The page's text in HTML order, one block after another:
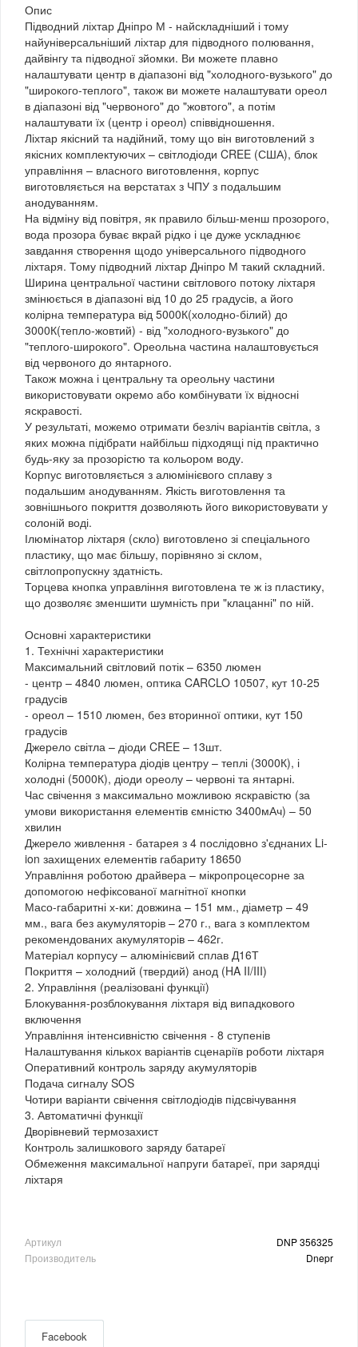
Опис
Підводний ліхтар Дніпро М - найскладніший і тому
найуніверсальніший ліхтар для підводного полювання,
дайвінгу та підводної зйомки. Ви можете плавно
налаштувати центр в діапазоні від "холодного-вузького" до
"широкого-теплого", також ви можете налаштувати ореол
в діапазоні від "червоного" до "жовтого", а потім
налаштувати їх (центр і ореол) співвідношення.
Ліхтар якісний та надійний, тому що він виготовлений з
якісних комплектуючих – світлодіоди CREE (США), блок
управління – власного виготовлення, корпус
виготовляється на верстатах з ЧПУ з подальшим
анодуванням.
На відміну від повітря, як правило більш-менш прозорого,
вода прозора буває вкрай рідко і це дуже ускладнює
завдання створення щодо універсального підводного
ліхтаря. Тому підводний ліхтар Дніпро М такий складний.
Ширина центральної частини світлового потоку ліхтаря
змінюється в діапазоні від 10 до 25 градусів, а його
колірна температура від 5000К(холодно-білий) до
3000К(тепло-жовтий) - від "холодного-вузького" до
"теплого-широкого". Ореольна частина налаштовується
від червоного до янтарного.
Також можна і центральну та ореольну частини
використовувати окремо або комбінувати їх відносні
яскравості.
У результаті, можемо отримати безліч варіантів світла, з
яких можна підібрати найбільш підходящі під практично
будь-яку за прозорістю та кольором воду.
Корпус виготовляється з алюмінієвого сплаву з
подальшим анодуванням. Якість виготовлення та
зовнішнього покриття дозволяють його використовувати у
солоній воді.
Ілюмінатор ліхтаря (скло) виготовлено зі спеціального
пластику, що має більшу, порівняно зі склом,
світлопропускну здатність.
Торцева кнопка управління виготовлена те ж із пластику,
що дозволяє зменшити шумність при "клацанні" по ній.
Основні характеристики
1. Технічні характеристики
Максимальний світловий потік – 6350 люмен
- центр – 4840 люмен, оптика CARCLO 10507, кут 10-25
градусів
- ореол – 1510 люмен, без вторинної оптики, кут 150
градусів
Джерело світла – діоди CREE – 13шт.
Колірна температура діодів центру – теплі (3000К), і
холодні (5000К), діоди ореолу – червоні та янтарні.
Час свічення з максимально можливою яскравістю (за
умови використання елементів ємністю 3400мАч) – 50
хвилин
Джерело живлення - батарея з 4 послідовно з'єднаних Li-
ion захищених елементів габариту 18650
Управління роботою драйвера – мікропроцесорне за
допомогою нефіксованої магнітної кнопки
Масо-габаритні х-ки: довжина – 151 мм., діаметр – 49
мм., вага без акумуляторів – 270 г., вага з комплектом
рекомендованих акумуляторів – 462г.
Матеріал корпусу – алюмінієвий сплав Д16Т
Покриття – холодний (твердий) анод (HA II/III)
2. Управління (реалізовані функції)
Блокування-розблокування ліхтаря від випадкового
включення
Управління інтенсивністю свічення - 8 ступенів
Налаштування кількох варіантів сценаріїв роботи ліхтаря
Оперативний контроль заряду акумуляторів
Подача сигналу SOS
Чотири варіанти свічення світлодіодів підсвічування
3. Автоматичні функції
Дворівневий термозахист
Контроль залишкового заряду батареї
Обмеження максимальної напруги батареї, при зарядці
ліхтаря
Артикул
DNP 356325
Производитель
Dnepr
Facebook